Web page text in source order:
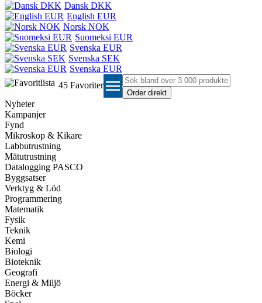
Dansk DKK
English EUR
Norsk NOK
Suomeksi EUR
Svenska EUR
Svenska SEK
Svenska EUR
45 Favoriter menu
Nyheter
Kampanjer
Fynd
Mikroskop & Kikare
Labbutrustning
Mätutrustning
Datalogging PASCO
Byggsatser
Verktyg & Löd
Programmering
Matematik
Fysik
Teknik
Kemi
Biologi
Bioteknik
Geografi
Energi & Miljö
Böcker